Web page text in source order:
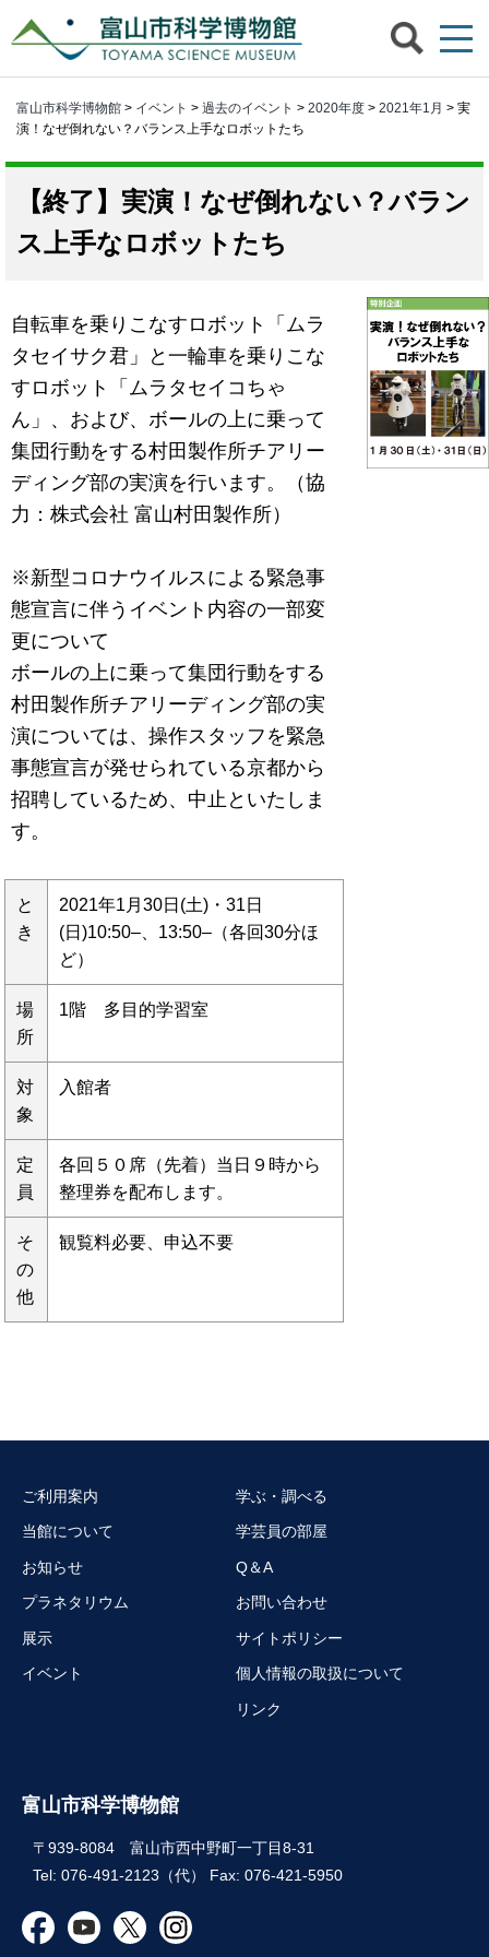
富山市科学博物館 > イベント > 過去のイベント > 2020年度 > 2021年1月 > 実
演！なぜ倒れない？バランス上手なロボットたち
実演！なぜ倒れない？バラン
ス上手なロボットたち
自転車を乗りこなすロボット「ムラ
タセイサク君」と一輪車を乗りこな
すロボット「ムラタセイコちゃ
ん」、および、ボールの上に乗って
集団行動をする村田製作所チアリー
ディング部の実演を行います。（協
力：株式会社 富山村田製作所）
※新型コロナウイルスによる緊急事
態宣言に伴うイベント内容の一部変
更について
ボールの上に乗って集団行動をする
村田製作所チアリーディング部の実
演については、操作スタッフを緊急
事態宣言が発せられている京都から
招聘しているため、中止といたしま
す。
と
き
2021年1月30日(土)・31日
(日)10:50–、13:50–（各回30分ほ
ど）
場
所
1階 多目的学習室
対
象
入館者
定
員
各回５０席（先着）当日９時から
整理券を配布します。
そ
の
他
観覧料必要、申込不要
富山市科学博物館
〒939-8084 富山市西中野町一丁目8-31
Tel: 076-491-2123（代） Fax: 076-421-5950
ご利用案内
当館について
お知らせ
プラネタリウム
展示
イベント
学ぶ・調べる
学芸員の部屋
Q＆A
お問い合わせ
サイトポリシー
個人情報の取扱について
リンク